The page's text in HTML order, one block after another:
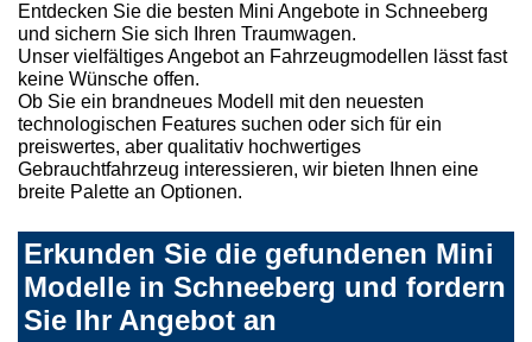
Entdecken Sie die besten Mini Angebote in Schneeberg
und sichern Sie sich Ihren Traumwagen.
Unser vielfältiges Angebot an Fahrzeugmodellen lässt fast
keine Wünsche offen.
Ob Sie ein brandneues Modell mit den neuesten
technologischen Features suchen oder sich für ein
preiswertes, aber qualitativ hochwertiges
Gebrauchtfahrzeug interessieren, wir bieten Ihnen eine
breite Palette an Optionen.
Erkunden Sie die gefundenen Mini
Modelle in Schneeberg und fordern
Sie Ihr Angebot an